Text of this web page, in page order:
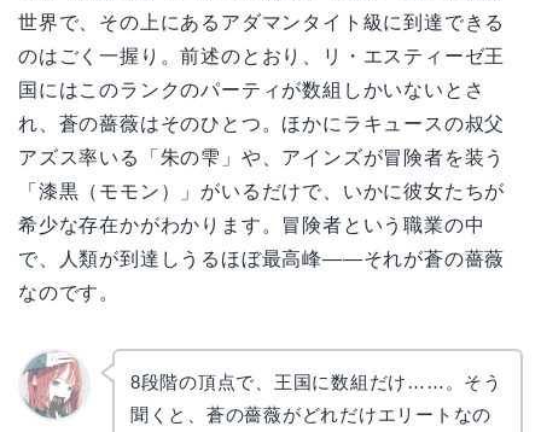
世界で、その上にあるアダマンタイト級に到達できる
のはごく一握り。前述のとおり、リ・エスティーゼ王
国にはこのランクのパーティが数組しかいないとさ
れ、蒼の薔薇はそのひとつ。ほかにラキュースの叔父
アズス率いる「朱の雫」や、アインズが冒険者を装う
「漆黒（モモン）」がいるだけで、いかに彼女たちが
希少な存在かがわかります。冒険者という職業の中
で、人類が到達しうるほぼ最高峰——それが蒼の薔薇
なのです。
8段階の頂点で、王国に数組だけ……。そう
聞くと、蒼の薔薇がどれだけエリートなの